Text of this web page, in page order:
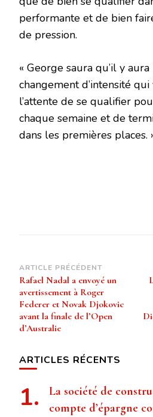
performante et de bien
de pression.
« George saura qu’il y
changement d’intensité
l’attente de se qualifier
chaque semaine et de
dans les premières places.
Navigation
d’article
ARTICLE PRÉCÉDENT
Rafael Nadal a envoyé un
avertissement à Roger
Federer et Novak Djokovic
avant la finale de l’Open
d’Australie
ARTICLES RÉCENTS
La société de
compte d’épargne